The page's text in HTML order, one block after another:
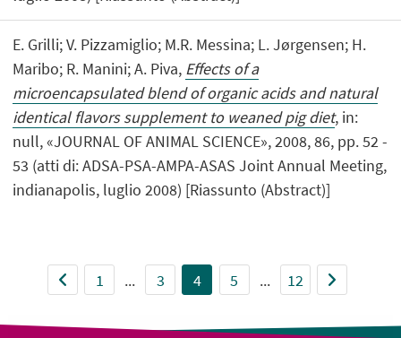
E. Grilli; V. Pizzamiglio; M.R. Messina; L. Jørgensen; H.
Maribo; R. Manini; A. Piva, Effects of a
microencapsulated blend of organic acids and natural
identical flavors supplement to weaned pig diet, in:
null, «JOURNAL OF ANIMAL SCIENCE», 2008, 86, pp. 52 -
53 (atti di: ADSA-PSA-AMPA-ASAS Joint Annual Meeting,
indianapolis, luglio 2008) [Riassunto (Abstract)]
1 ... 3 4 5 ... 12